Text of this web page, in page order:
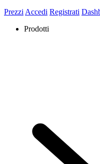
Prezzi Accedi Registrati
Prodotti